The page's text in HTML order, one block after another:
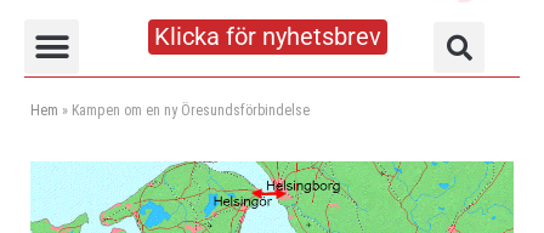
Klicka för nyhetsbrev
Hem » Kampen om en ny Öresundsförbindelse